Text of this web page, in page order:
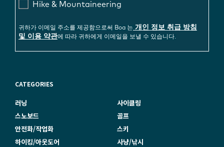
Hike & Mountaineering
귀하가 이메일 주소를 제공함으로써 Boa 는 개인 정보 취급 방침
및 이용 약관에 따라 귀하에게 이메일을 보낼 수 있습니다.
CATEGORIES
러닝
사이클링
스노보드
골프
안전화/작업화
스키
하이킹/아웃도어
사냥/낚시